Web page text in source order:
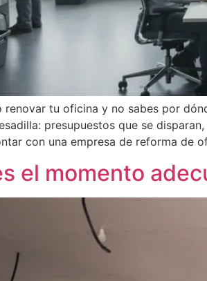
renovar tu oficina y no sabes por
presupuestos que se
con una empresa de reforma de
el momento